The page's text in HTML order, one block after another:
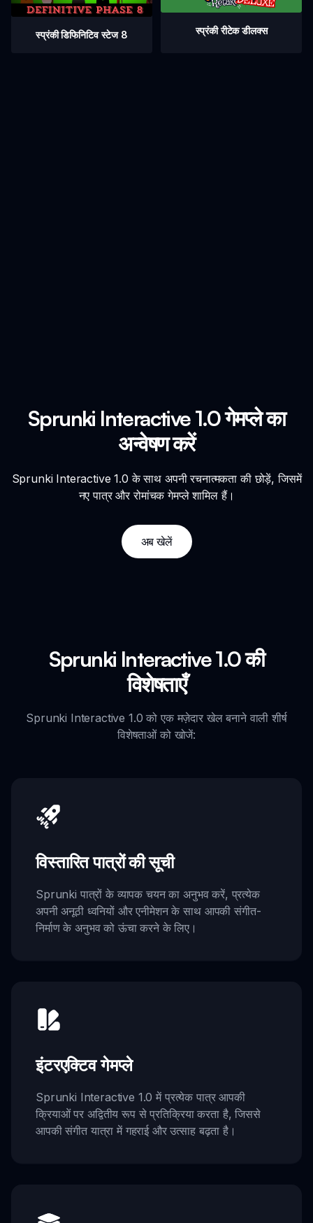
स्प्रंकी डिफिनिटिव स्टेज 8 स्प्रंकी रीटेक डीलक्स
Sprunki Interactive 1.0 गेमप्ले का
अन्वेषण करें
Sprunki Interactive 1.0 के साथ अपनी रचनात्मकता की छोड़ें, जिसमें
नए पात्र और रोमांचक गेमप्ले शामिल हैं।
अब खेलें
Sprunki Interactive 1.0 की
विशेषताएँ
Sprunki Interactive 1.0 को एक मज़ेदार खेल बनाने वाली शीर्ष
विशेषताओं को खोजें:
विस्तारित पात्रों की सूची
Sprunki पात्रों के व्यापक चयन का अनुभव करें, प्रत्येक
अपनी अनूठी ध्वनियों और एनीमेशन के साथ आपकी संगीत-
निर्माण के अनुभव को ऊंचा करने के लिए।
इंटरएक्टिव गेमप्ले
Sprunki Interactive 1.0 में प्रत्येक पात्र आपकी
क्रियाओं पर अद्वितीय रूप से प्रतिक्रिया करता है, जिससे
आपकी संगीत यात्रा में गहराई और उत्साह बढ़ता है।